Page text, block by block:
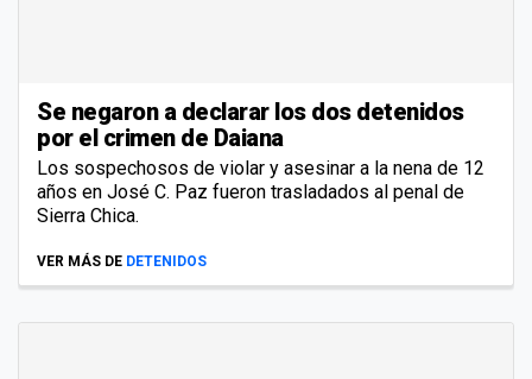
Se negaron a declarar los dos detenidos
por el crimen de Daiana
Los sospechosos de violar y asesinar a la nena de 12
años en José C. Paz fueron trasladados al penal de
Sierra Chica.
VER MÁS DE DETENIDOS